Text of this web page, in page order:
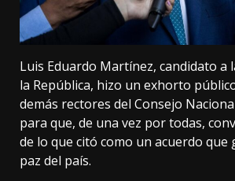
Luis Eduardo Martínez, candidato a
la República, hizo un exhorto
demás rectores del Consejo
para que, de una vez por todas,
de lo que citó como un acuerdo que
paz del país.